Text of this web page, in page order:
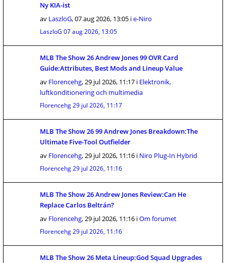
Ny KIA-ist
av LaszloG,07 aug 2026, 13:05 ie-Niro
LaszloG 07 aug 2026, 13:05
MLB The Show 26 Andrew Jones 99 OVR Card
Guide:Attributes, Best Mods and Lineup Value
av Florencehg,29 jul 2026, 11:17 i Elektronik,
luftkonditionering och multimedia
Florencehg29 jul 2026, 11:17
MLB The Show 26 99 Andrew Jones Breakdown:The
Ultimate Five-Tool Outfielder
av Florencehg,29 jul 2026, 11:16 i Niro Plug-In Hybrid
Florencehg29 jul 2026, 11:16
MLB The Show 26 Andrew Jones Review:Can He
Replace Carlos Beltrán?
av Florencehg,29 jul 2026, 11:16 iOm forumet
Florencehg29 jul 2026, 11:16
MLB The Show 26 Meta Lineup:God Squad Upgrades